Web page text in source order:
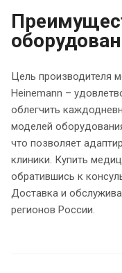
Цель производителя
Heinemann –
облегчить
моделей
что позволяет
клиники. Купить
обратившись к
Доставка и
регионов России.